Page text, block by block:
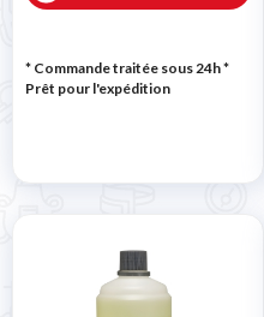
* Commande traitée sous 24h*
Prêt pour l'expédition